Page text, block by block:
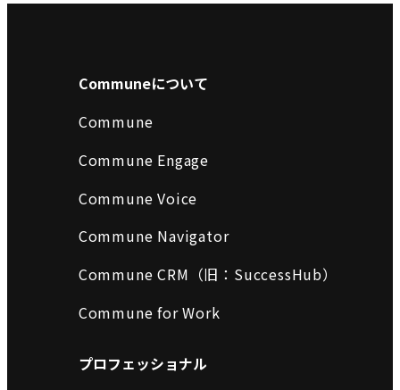
Communeについて
Commune
Commune Engage
Commune Voice
Commune Navigator
Commune CRM（旧：SuccessHub）
Commune for Work
プロフェッショナル